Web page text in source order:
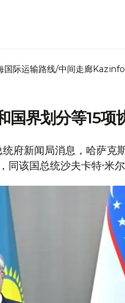
国际运输路线/中间走廊
国界划分等15项
府新闻局消息，哈萨克
该国总统沙夫卡特·米